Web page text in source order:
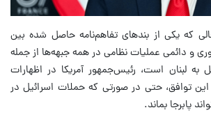
که یکی از بندهای تفاهم‌نامه حاصل شده بین
و دائمی عملیات نظامی در همه جبهه‌ها از جمله
به لبنان است، رئیس‌جمهور آمریکا در اظهارات
توافق، حتی در صورتی که حملات اسرائیل در
پابرجا بماند.